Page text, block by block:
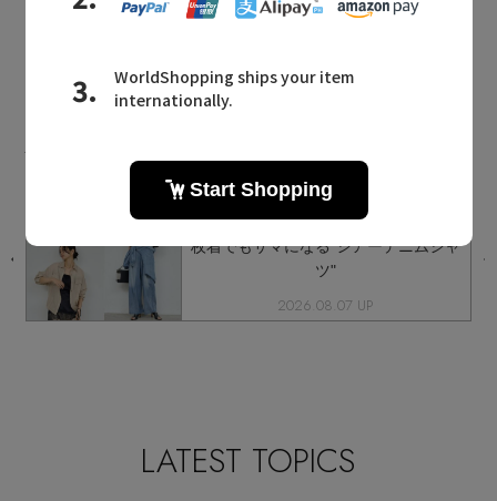
GALLARDAGALANTE NEWS
《晩夏～秋まで大活躍！》羽織でも一
枚着でもサマになる"シアーデニムシャ
ツ"
2026.08.07 UP
LATEST TOPICS